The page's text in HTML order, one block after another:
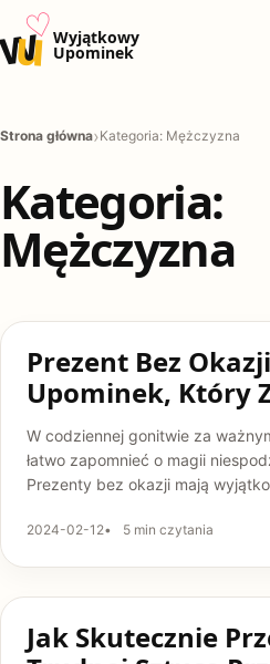
u♡Wyjątkowy
Upominek
Dzieci
Kobieta
Mężczyzna
Katalog
Strona główna Kategoria: Mężczyzna
Kategoria:
Mężczyzna
Prezent Bez
Upominek, Który
W codziennej gonitwie za
łatwo zapomnieć o magii
Prezenty bez okazji mają
2024-02-12 5 min czytania
Jak Skutecznie